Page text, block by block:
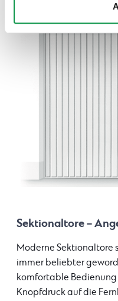
Sektionaltore –
Moderne Sektionaltore
immer beliebter
komfortable Bedienung
Knopfdruck auf die